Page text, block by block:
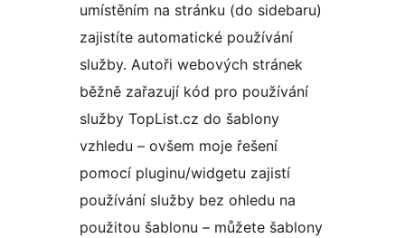
umístěním na stránku (do sidebaru)
zajistíte automatické používání
služby. Autoři webových stránek
běžně zařazují kód pro používání
služby TopList.cz do šablony
vzhledu – ovšem moje řešení
pomocí pluginu/widgetu zajistí
používání služby bez ohledu na
použitou šablonu – můžete šablony